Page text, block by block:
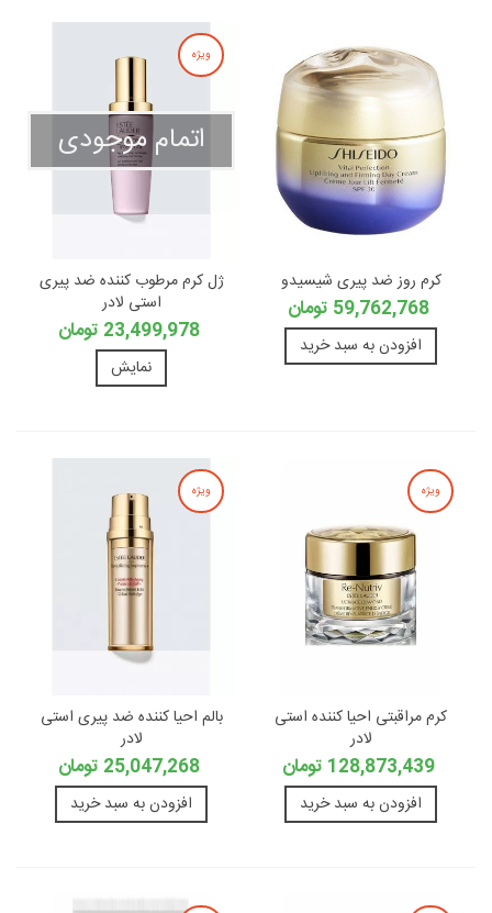
کرم روز ضد پیری شیسیدو
59,762,768 تومان
افزودن به سبد خرید
ویژه
اتمام موجودی
ژل کرم مرطوب کننده ضد پیری
استی لادر
23,499,978 تومان
نمایش
ویژه
کرم مراقبتی احیا کننده استی
لادر
128,873,439 تومان
افزودن به سبد خرید
ویژه
بالم احیا کننده ضد پیری استی
لادر
25,047,268 تومان
افزودن به سبد خرید